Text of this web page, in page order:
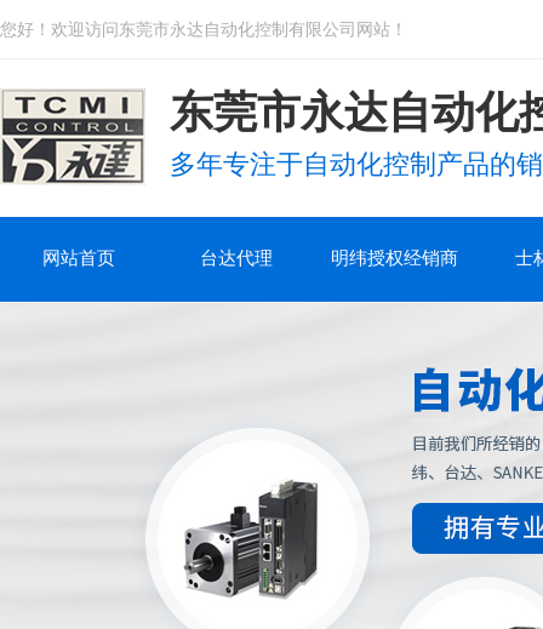
您好！欢迎访问东莞市永达自动化控制有限公司网站！
东莞市永达自动化
多年专注于自动化控制产品的
网站首页 台达代理 明纬授权经销商 士